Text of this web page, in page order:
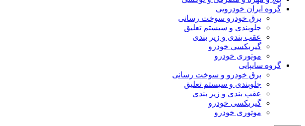
گروه ایران خودرویی
برق خودرو سوخت رسانی
جلوبندی و سیستم تعلیق
عقب بندی و زیر بندی
گیربکسی خودرو
موتوری خودرو
گروه سایپایی
برق خودرو و سوخت رسانی
جلوبندی و سیستم تعلیق
عقب بندی و زیر بندی
گیربکسی خودرو
موتوری خودرو